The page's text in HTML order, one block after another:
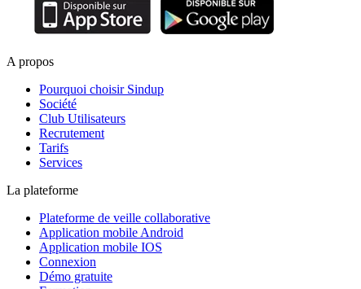
A propos
Pourquoi choisir Sindup
Société
Club Utilisateurs
Recrutement
Tarifs
Services
La plateforme
Plateforme de veille collaborative
Application mobile Android
Application mobile IOS
Connexion
Démo gratuite